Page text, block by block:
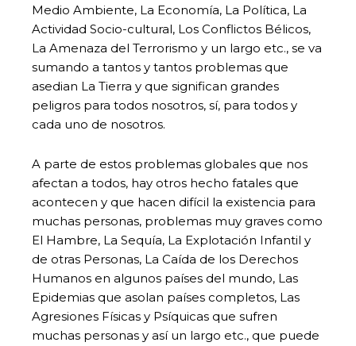
Medio Ambiente, La Economía, La Política, La
Actividad Socio-cultural, Los Conflictos Bélicos,
La Amenaza del Terrorismo y un largo etc., se va
sumando a tantos y tantos problemas que
asedian La Tierra y que significan grandes
peligros para todos nosotros, sí, para todos y
cada uno de nosotros.
A parte de estos problemas globales que nos
afectan a todos, hay otros hecho fatales que
acontecen y que hacen difícil la existencia para
muchas personas, problemas muy graves como
El Hambre, La Sequía, La Explotación Infantil y
de otras Personas, La Caída de los Derechos
Humanos en algunos países del mundo, Las
Epidemias que asolan países completos, Las
Agresiones Físicas y Psíquicas que sufren
muchas personas y así un largo etc., que puede